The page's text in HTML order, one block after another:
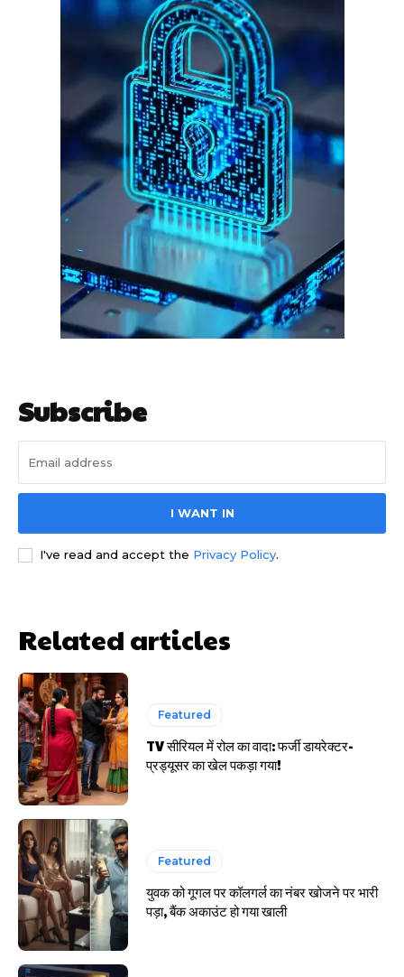
गुरुग्राम साइबर पुलिस ने बीते छह महीने में 18 बैंक कर्मचारियों को किया गिरफ्तार
इन लोगों ने लालच में आकर बैंक खाते खोलकर साइबर ठगों को उपलब्ध कराए
हर खाते के बदले मिलते थे 20 से 25 हजार
साइबर धोखाधड़ी बैंकिंग में
HIGHLIGHT
हर खाते के बदले मिलते थे 20 से 25 हजार
Subscribe
I WANT IN
I've read and accept the Privacy Policy.
Related articles
Featured
TV सीरियल में रोल का वादा: फर्जी डायरेक्टर-
प्रड्यूसर का खेल पकड़ा गया!
Featured
युवक को गूगल पर कॉलगर्ल का नंबर खोजने पर भारी
पड़ा, बैंक अकाउंट हो गया खाली